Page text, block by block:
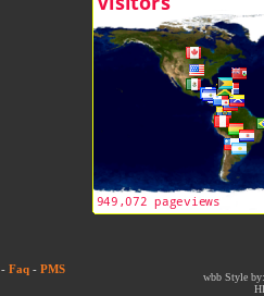
- Faq - PMS
wbb Style